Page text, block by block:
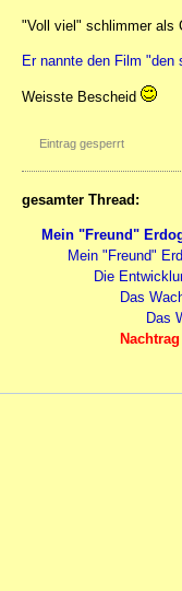
"Voll viel" schlimmer als
Er nannte den Film
Weisste Bescheid
Eintrag gesperrt
gesamter Thread:
Mein "Freund"
Mein "Freund"
Die
Das
Das
Nachtrag